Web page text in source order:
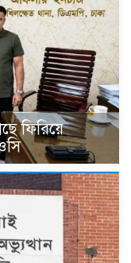
ফিরিয়ে